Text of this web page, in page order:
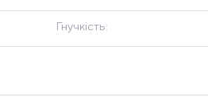
Гнучкість: